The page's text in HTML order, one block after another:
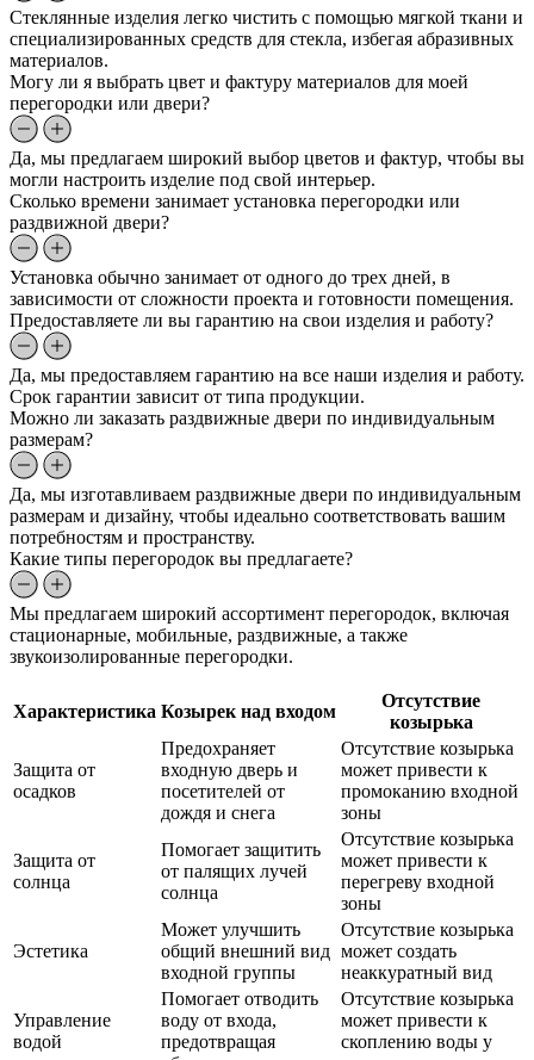
Стеклянные изделия легко чистить с помощью мягкой ткани и
специализированных средств для стекла, избегая абразивных
материалов.
Могу ли я выбрать цвет и фактуру материалов для моей
перегородки или двери?
Да, мы предлагаем широкий выбор цветов и фактур, чтобы вы
могли настроить изделие под свой интерьер.
Сколько времени занимает установка перегородки или
раздвижной двери?
Установка обычно занимает от одного до трех дней, в
зависимости от сложности проекта и готовности помещения.
Предоставляете ли вы гарантию на свои изделия и работу?
Да, мы предоставляем гарантию на все наши изделия и работу.
Срок гарантии зависит от типа продукции.
Можно ли заказать раздвижные двери по индивидуальным
размерам?
Да, мы изготавливаем раздвижные двери по индивидуальным
размерам и дизайну, чтобы идеально соответствовать вашим
потребностям и пространству.
Какие типы перегородок вы предлагаете?
Мы предлагаем широкий ассортимент перегородок, включая
стационарные, мобильные, раздвижные, а также
звукоизолированные перегородки.
Характеристика Козырек над входом
Отсутствие
козырька
Защита от
осадков
Предохраняет
входную дверь и
посетителей от
дождя и снега
Отсутствие козырька
может привести к
промоканию входной
зоны
Защита от
солнца
Помогает защитить
от палящих лучей
солнца
Отсутствие козырька
может привести к
перегреву входной
зоны
Эстетика
Может улучшить
общий внешний вид
входной группы
Отсутствие козырька
может создать
неаккуратный вид
Управление
водой
Помогает отводить
воду от входа,
предотвращая
Отсутствие козырька
может привести к
скоплению воды у